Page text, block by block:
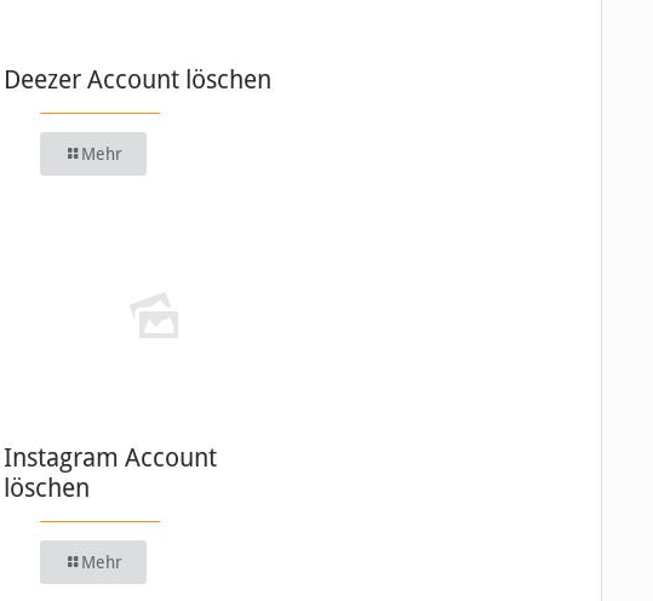
Deezer Account löschen
Mehr
Instagram Account
löschen
Mehr